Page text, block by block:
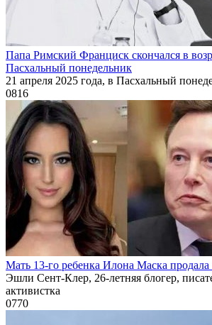
Папа Римский Франциск скончался в
Пасхальный понедельник
21 апреля 2025 года, в Пасхальный
0816
Мать 13-го ребенка Илона Маска продала
Эшли Сент-Клер, 26-летняя блогер,
активистка
0770